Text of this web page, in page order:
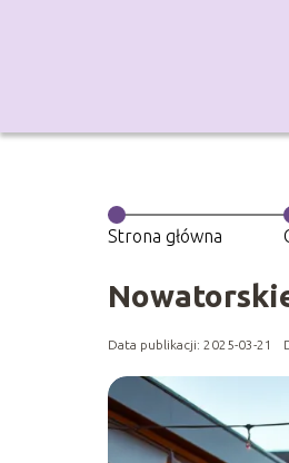
Strona główna
Data publikacji: 2025-03-21